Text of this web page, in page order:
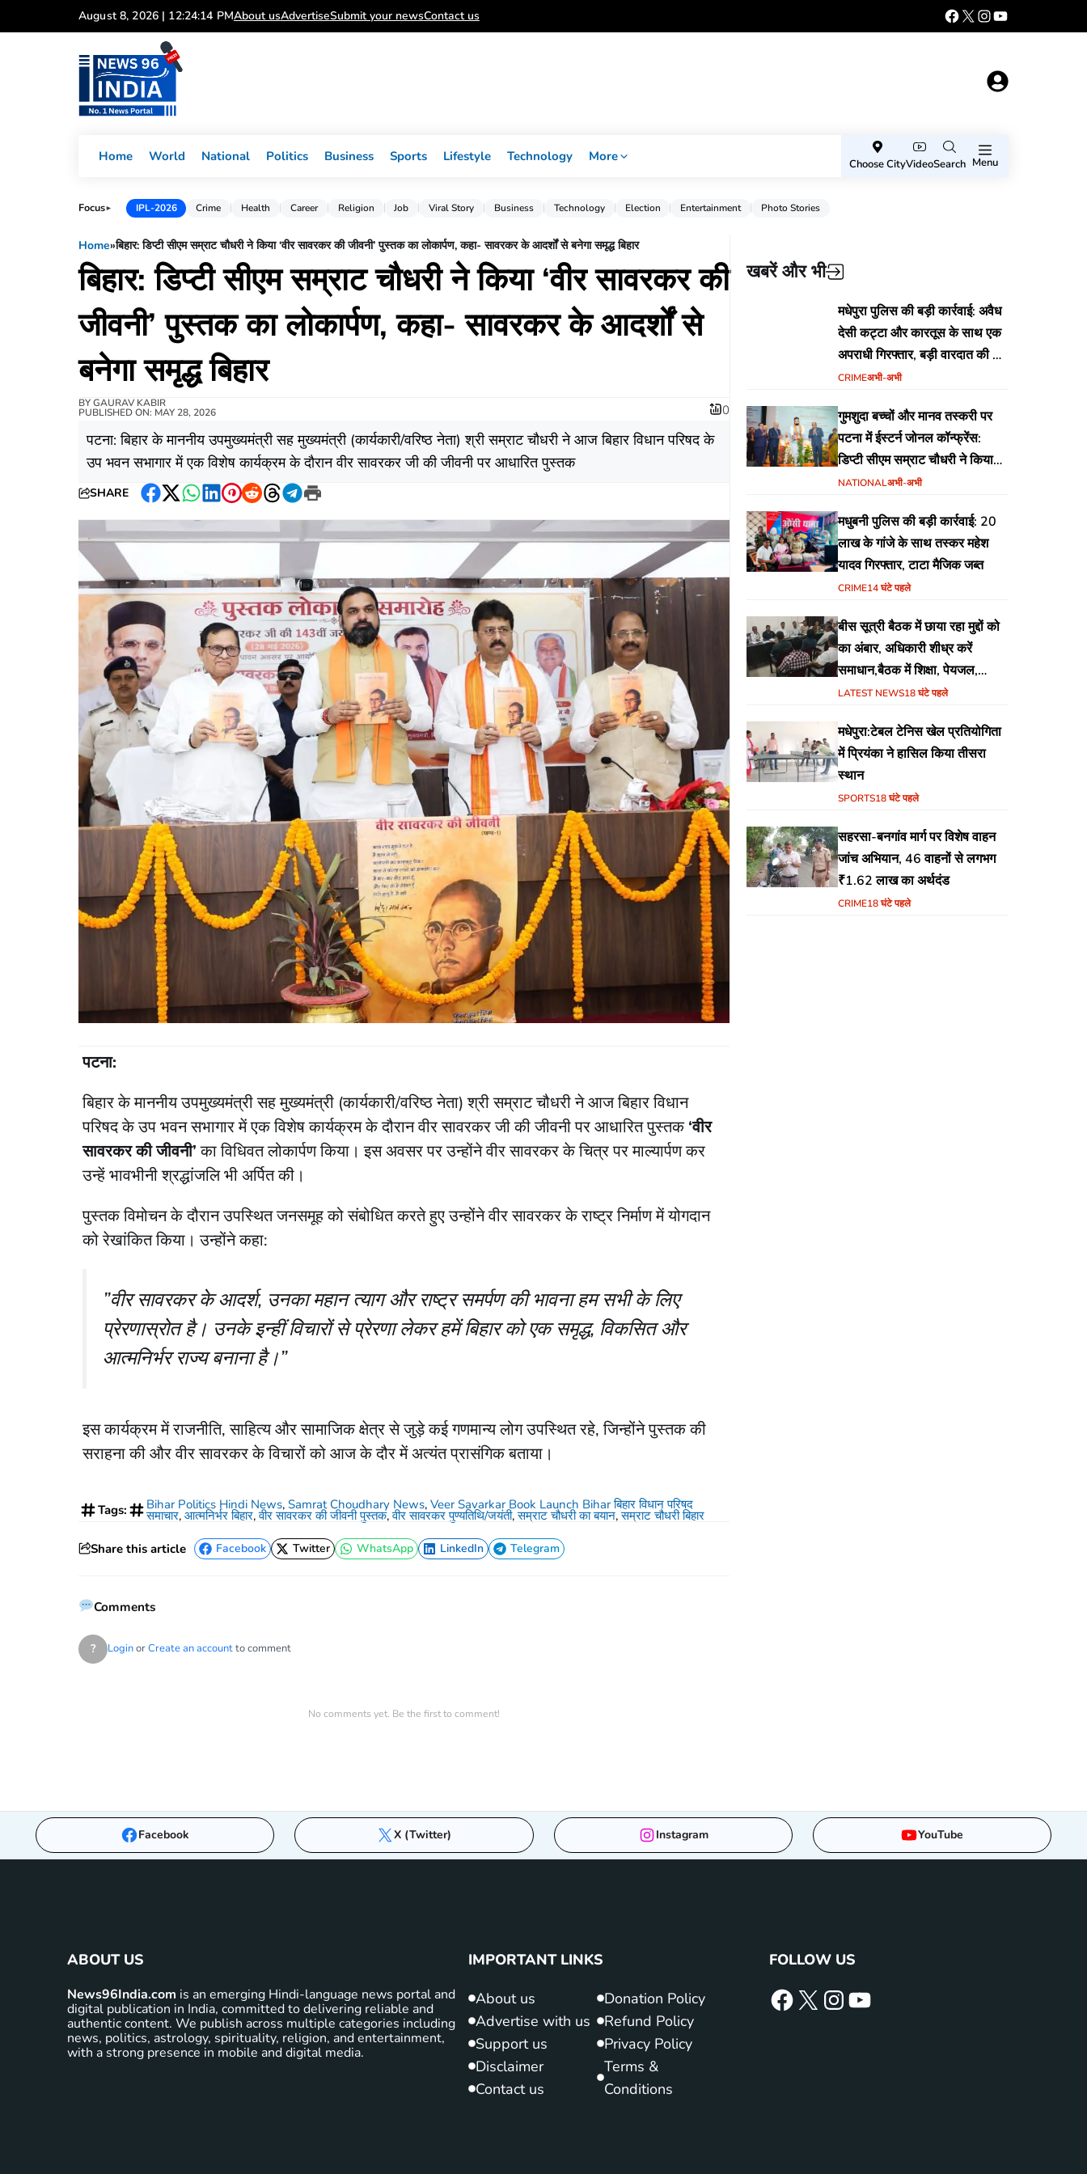
to
August 8, 2026 | 12:24:15 PMAbout usAdvertiseSubmit your newsContact us
Home World National Politics Business Sports Lifestyle Technology More
Choose CityVideoSearch Menu
Focus► IPL-2026 Crime Health Career Religion Job Viral Story Business Technology Election Entertainment Photo Stories
Home»बिहार: डिप्टी सीएम सम्राट चौधरी ने किया ‘वीर सावरकर की जीवनी’ पुस्तक का लोकार्पण, कहा- सावरकर के आदर्शों से बनेगा समृद्ध बिहार
बिहार: डिप्टी सीएम सम्राट चौधरी ने किया ‘वीर सावरकर की
जीवनी’ पुस्तक का लोकार्पण, कहा- सावरकर के आदर्शों से
बनेगा समृद्ध बिहार
BYGAURAV KABIR
PUBLISHED ON: MAY 28, 2026 0
पटना: बिहार के माननीय उपमुख्यमंत्री सह मुख्यमंत्री (कार्यकारी/वरिष्ठ नेता) श्री सम्राट चौधरी ने आज बिहार विधान परिषद के
उप भवन सभागार में एक विशेष कार्यक्रम के दौरान वीर सावरकर जी की जीवनी पर आधारित पुस्तक
SHARE
Facebook
Twitter
WhatsApp
LinkedIn
Pinterest
RedditThreads
Telegram
Print
पटना:
बिहार के माननीय उपमुख्यमंत्री सह मुख्यमंत्री (कार्यकारी/वरिष्ठ नेता) श्री सम्राट चौधरी ने आज बिहार विधान
परिषद के उप भवन सभागार में एक विशेष कार्यक्रम के दौरान वीर सावरकर जी की जीवनी पर आधारित पुस्तक‘वीर
सावरकर की जीवनी’का विधिवत लोकार्पण किया। इस अवसर पर उन्होंने वीर सावरकर के चित्र पर माल्यार्पण कर
उन्हें भावभीनी श्रद्धांजलि भी अर्पित की।
​पुस्तक विमोचन के दौरान उपस्थित जनसमूह को संबोधित करते हुए उन्होंने वीर सावरकर के राष्ट्र निर्माण में योगदान
को रेखांकित किया। उन्होंने कहा:
​”वीर सावरकर के आदर्श, उनका महान त्याग और राष्ट्र समर्पण की भावना हम सभी के लिए
प्रेरणास्रोत है। उनके इन्हीं विचारों से प्रेरणा लेकर हमें बिहार को एक समृद्ध, विकसित और
आत्मनिर्भर राज्य बनाना है।”
​इस कार्यक्रम में राजनीति, साहित्य और सामाजिक क्षेत्र से जुड़े कई गणमान्य लोग उपस्थित रहे, जिन्होंने पुस्तक की
सराहना की और वीर सावरकर के विचारों को आज के दौर में अत्यंत प्रासंगिक बताया।
Tags: Bihar Politics Hindi News, Samrat Choudhary News, Veer Savarkar Book Launch Bihar बिहार विधान परिषद
समाचार, आत्मनिर्भर बिहार,वीर सावरकर की जीवनी पुस्तक,वीर सावरकर पुण्यतिथि/जयंती,सम्राट चौधरी का बयान,सम्राट चौधरी बिहार
Share this article
Facebook
Facebook
Twitter
Twitter
WhatsApp
WhatsApp
LinkedIn
LinkedIn
Telegram
Telegram
Comments
? LoginorCreate an accountto comment
No comments yet. Be the first to comment!
खबरें और भी
मधेपुरा पुलिस की बड़ी कार्रवाई: अवैध
देसी कट्टा और कारतूस के साथ एक
अपराधी गिरफ्तार, बड़ी वारदात की थी
योजना
CRIMEअभी-अभी
गुमशुदा बच्चों और मानव तस्करी पर
पटना में ईस्टर्न जोनल कॉन्फ्रेंस:
डिप्टी सीएम सम्राट चौधरी ने किया
उद्घाटन, अंतर्राज्यीय समन्वय पर जोर
NATIONALअभी-अभी
मधुबनी पुलिस की बड़ी कार्रवाई: 20
लाख के गांजे के साथ तस्कर महेश
यादव गिरफ्तार, टाटा मैजिक जब्त
CRIME14 घंटे पहले
बीस सूत्री बैठक में छाया रहा मुद्दों को
का अंबार, अधिकारी शीध्र करें
समाधान,बैठक में शिक्षा, पेयजल,
जलजमाव,आवास ,व किसानों के
LATEST NEWS18 घंटे पहले
मधेपुरा:टेबल टेनिस खेल प्रतियोगिता
में प्रियंका ने हासिल किया तीसरा
स्थान
SPORTS18 घंटे पहले
सहरसा-बनगांव मार्ग पर विशेष वाहन
जांच अभियान, 46 वाहनों से लगभग
₹1.62 लाख का अर्थदंड
CRIME18 घंटे पहले
Facebook X (Twitter) Instagram YouTube
ABOUT US
News96India.com is an emerging Hindi-language news portal and
digital publication in India, committed to delivering reliable and
authentic content. We publish across multiple categories including
news, politics, astrology, spirituality, religion, and entertainment,
with a strong presence in mobile and digital media.
IMPORTANT LINKS
About us
Advertise with us
Support us
Disclaimer
Contact us
Donation Policy
Refund Policy
Privacy Policy
Terms &
Conditions
FOLLOW US